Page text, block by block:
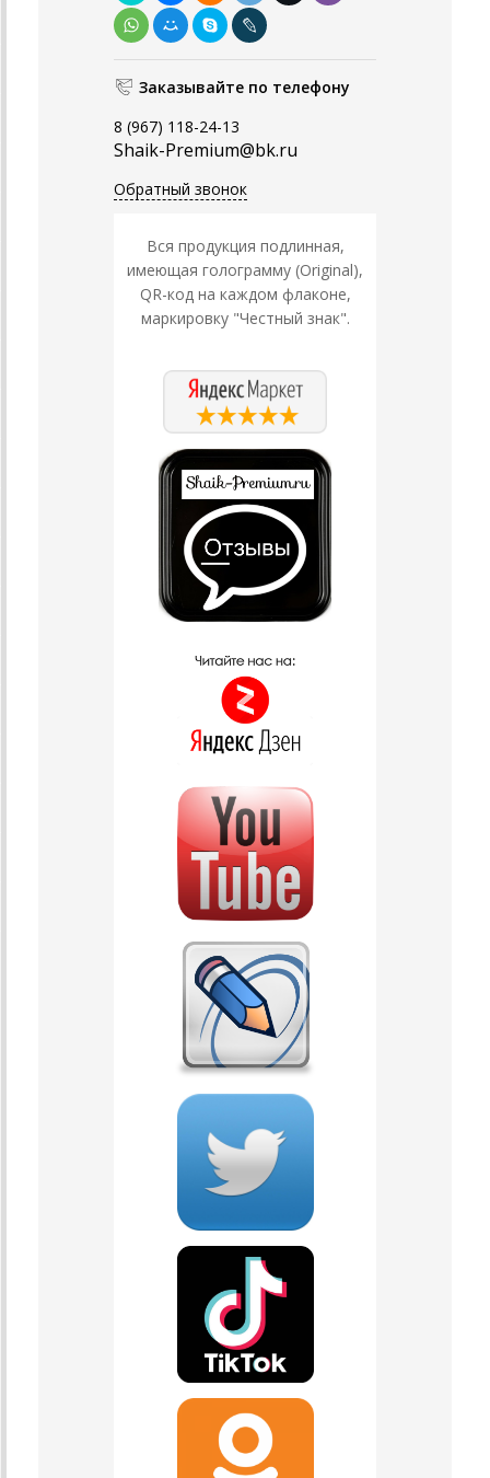
Заказывайте по телефону
8 (967) 118-24-13
Shaik-Premium@bk.ru
Обратный звонок
Вся продукция подлинная,
имеющая голограмму (Original),
QR-код на каждом флаконе,
маркировку "Честный знак".